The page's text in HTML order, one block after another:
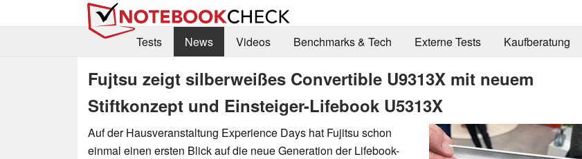
Tests
News Videos Benchmarks & Tech Externe Tests Kaufberatung
Fujtsu zeigt silberweißes Convertible U9313X mit neuem
Stiftkonzept und Einsteiger-Lifebook U5313X
Auf der Hausveranstaltung Experience Days hat Fujitsu schon
einmal einen ersten Blick auf die neue Generation der Lifebook-